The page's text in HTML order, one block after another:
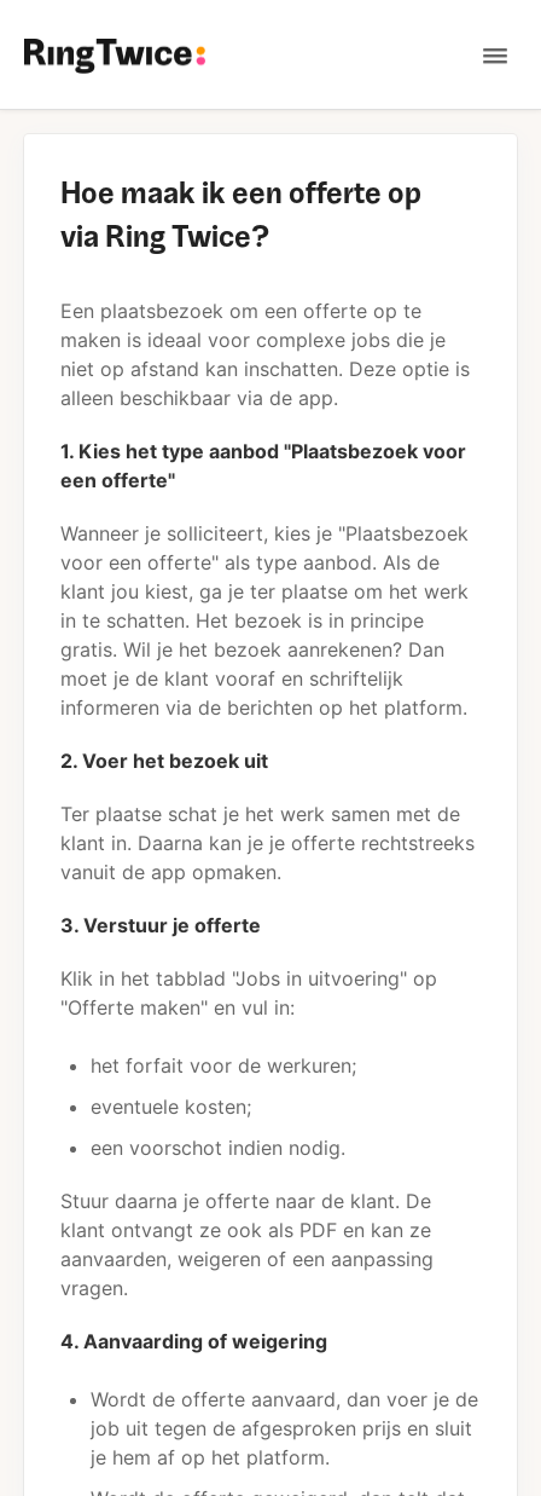
Hoe maak ik een offerte op
via Ring Twice?
Een plaatsbezoek om een offerte op te
maken is ideaal voor complexe jobs die je
niet op afstand kan inschatten. Deze optie is
alleen beschikbaar via de app.
1. Kies het type aanbod "Plaatsbezoek voor
een offerte"
Wanneer je solliciteert, kies je "Plaatsbezoek
voor een offerte" als type aanbod. Als de
klant jou kiest, ga je ter plaatse om het werk
in te schatten. Het bezoek is in principe
gratis. Wil je het bezoek aanrekenen? Dan
moet je de klant vooraf en schriftelijk
informeren via de berichten op het platform.
2. Voer het bezoek uit
Ter plaatse schat je het werk samen met de
klant in. Daarna kan je je offerte rechtstreeks
vanuit de app opmaken.
3. Verstuur je offerte
Klik in het tabblad "Jobs in uitvoering" op
"Offerte maken" en vul in:
het forfait voor de werkuren;
eventuele kosten;
een voorschot indien nodig.
Stuur daarna je offerte naar de klant. De
klant ontvangt ze ook als PDF en kan ze
aanvaarden, weigeren of een aanpassing
vragen.
4. Aanvaarding of weigering
Wordt de offerte aanvaard, dan voer je de
job uit tegen de afgesproken prijs en sluit
je hem af op het platform.